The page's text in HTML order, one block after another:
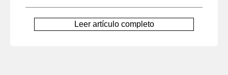
Leer artículo completo